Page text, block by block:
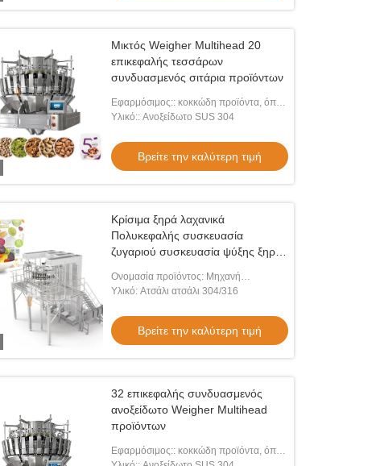
Μικτός Weigher Multihead 20
επικεφαλής τεσσάρων
συνδυασμενός σιτάρια προϊόντων
Εφαρμόσιμος:: κοκκώδη προϊόντα, όπως
σπόροι πεπονιού
Υλικό:: Ανοξείδωτο SUS 304
Βρείτε την καλύτερη τιμή
Κρίσιμα ξηρά λαχανικά
Πολυκεφαλής συσκευασία
ζυγαριού συσκευασία ψύξης ξηράς
φράουλες συσκευασία μηχανή
Ονομασία προϊόντος: Μηχανή
συσκευασίας μικτών αποξηραμένων
Υλικό: Ατσάλι ατσάλι 304/316
Βρείτε την καλύτερη τιμή
32 επικεφαλής συνδυασμενός
ανοξείδωτο Weigher Multihead
προϊόντων
Εφαρμόσιμος:: κοκκώδη προϊόντα, όπως